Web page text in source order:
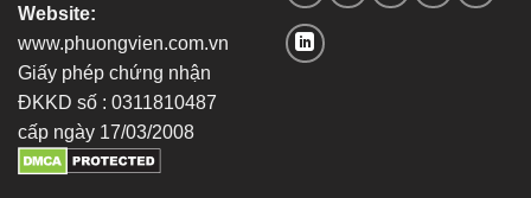
Website:
www.phuongvien.com.vn
Giấy phép chứng nhận
ĐKKD số : 0311810487
cấp ngày 17/03/2008